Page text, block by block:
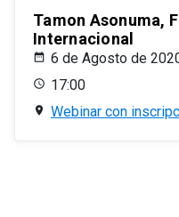
Tamon Asonuma,
Internacional
6 de Agosto de
17:00
Webinar con